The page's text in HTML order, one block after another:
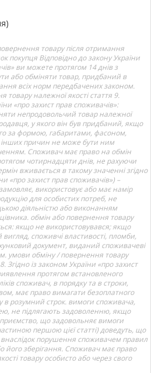
товару після отримання
покупця Відповідно до закону України
ви можете протягом 14 днів з
або обміняти товар, придбаний в
всіх норм передбачених законом.
належної якості стаття 9.
«про захист прав споживачів»:
непродовольчий товар належної
у якого він був придбаний, якщо
за формою, габаритами, фасоном,
інших причин не може бути ним
Споживач має право на обмін
чотирнадцяти днів, не рахуючи
вживається в такому значенні згідно
«про захист прав споживачів») –
використовує або має намір
для особистих потреб, не
діяльністю або виконанням
обмін або повернення товару
якщо не використовувався; якщо
споживчі властивості, пломби,
документ, виданий споживачеві
умови обміну / повернення товару
Згідно із законом України «про захист
протягом встановленого
споживач, в порядку та в строки,
має право вимагати безоплатного
в розумний строк. вимоги споживача,
не підлягають задоволенню, якщо
що задовольняє вимоги
першою цієї статті) доведуть, що
порушення споживачем правил
його зберігання. Споживач має право
товару особисто або через свого